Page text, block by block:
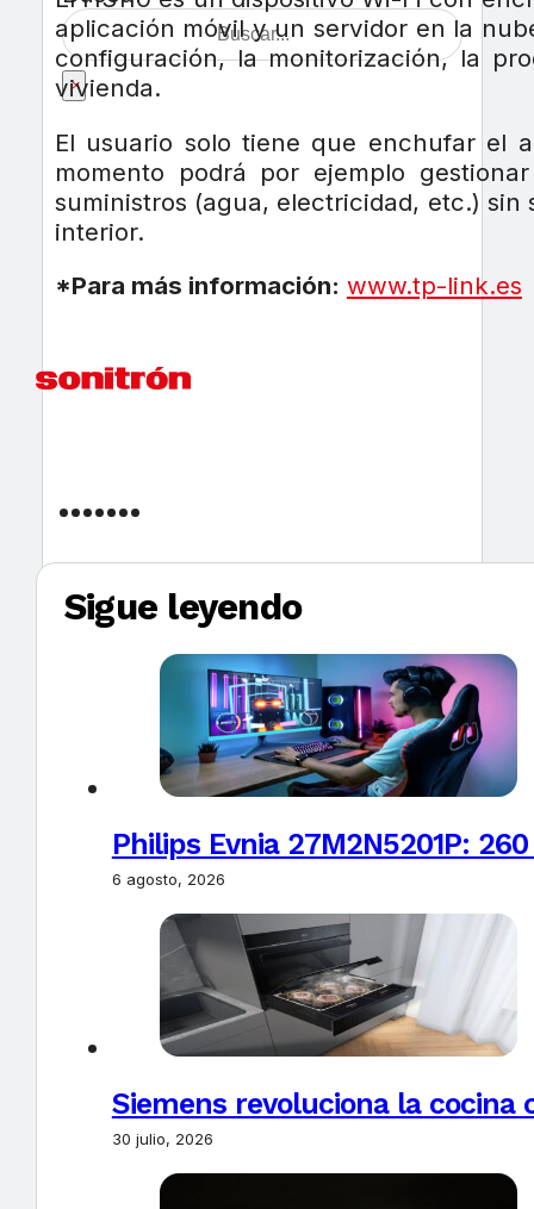
×
aplicación móvil y un servidor en la
configuración, la monitorización, la
vivienda.
El usuario solo tiene que enchufar el
momento podrá por ejemplo
suministros (agua, electricidad, etc.)
interior.
*Para más información: www.tp-link.es
Sigue leyendo
Philips Evnia 27M2N5201P:
6 agosto, 2026
Siemens revoluciona la
30 julio, 2026